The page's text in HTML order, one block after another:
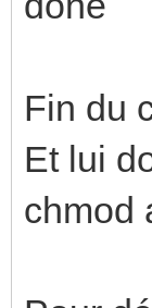
Fin du
Et lui
chmod